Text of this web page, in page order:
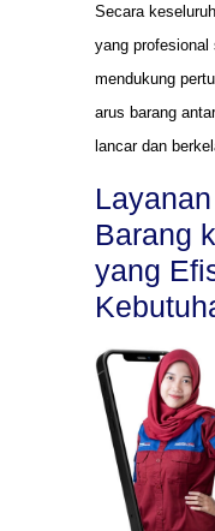
Secara
yang profesional
mendukung
arus barang
lancar dan
Barang
yang